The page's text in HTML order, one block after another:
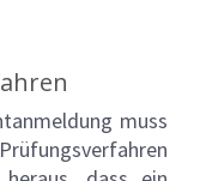
muss